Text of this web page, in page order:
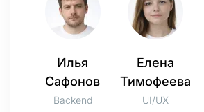
Илья
Сафонов
Backend
Елена
Тимофеева
UI/UX